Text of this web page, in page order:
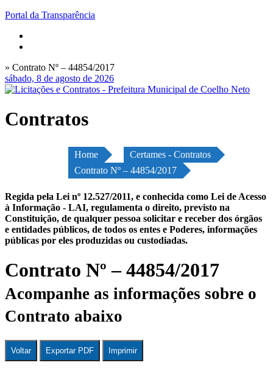
Portal da Transparência
» Contrato Nº – 44854/2017
sábado, 8 de agosto de 2026
Contratos
Home
Certames - Contratos
Contrato Nº – 44854/2017
Regida pela Lei nº 12.527/2011, e conhecida como Lei de Acesso
à Informação - LAI, regulamenta o direito, previsto na
Constituição, de qualquer pessoa solicitar e receber dos órgãos
e entidades públicos, de todos os entes e Poderes, informações
públicas por eles produzidas ou custodiadas.
Contrato Nº – 44854/2017
Acompanhe as informações sobre o
Contrato abaixo
Voltar Exportar PDF Imprimir